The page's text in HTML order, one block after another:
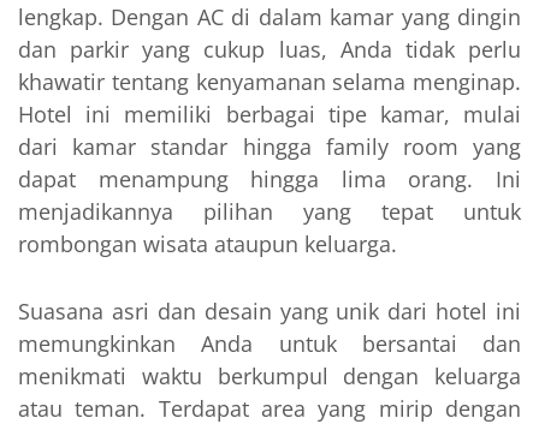
lengkap. Dengan AC di dalam kamar yang dingin
dan parkir yang cukup luas, Anda tidak perlu
khawatir tentang kenyamanan selama menginap.
Hotel ini memiliki berbagai tipe kamar, mulai
dari kamar standar hingga family room yang
dapat menampung hingga lima orang. Ini
menjadikannya pilihan yang tepat untuk
rombongan wisata ataupun keluarga.
Suasana asri dan desain yang unik dari hotel ini
memungkinkan Anda untuk bersantai dan
menikmati waktu berkumpul dengan keluarga
atau teman. Terdapat area yang mirip dengan